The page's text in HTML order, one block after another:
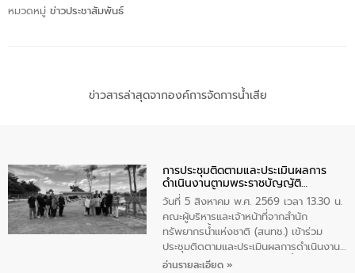
หมวดหมู่ ข่าวประชาสัมพันธ์
ข่าวสารล่าสุดจากองค์การจัดการน้ำเสีย
การประชุมติดตามและประเมินผลการ
ดำเนินงานตามพระราชบัญญัติ
ทรัพยากรน้ำ พ.ศ. 2561 ประจำ
ปีงบประมาณ พ.ศ. 2569
วันที่ 5 สิงหาคม พ.ศ. 2569 เวลา 13.30 น.
คณะผู้บริหารและเจ้าหน้าที่จากสำนัก
ทรัพยากรน้ำแห่งชาติ (สนทช.) เข้าร่วม
ประชุมติดตามและประเมินผลการดำเนินงาน
ตามพระราชบัญญัติทรัพยากรน้ำ พ.ศ. 2561
อ่านรายละเอียด »